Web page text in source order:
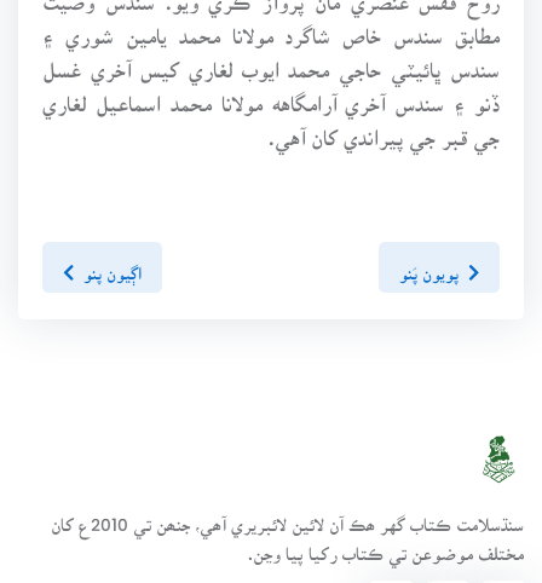
مطابق سندس خاص شاگرد مولانا محمد يامين شوري ۽
سندس ڀائيٽي حاجي محمد ايوب لغاري کيس آخري غسل
ڏنو ۽ سندس آخري آرامگاهه مولانا محمد اسماعيل لغاري
جي قبر جي پيراندي کان آهي.
پويون پَنو اڳيون پنو
سنڌسلامت ڪتاب گهر ھڪ آن لائين لائبريري آھي، جنھن تي 2010ع کان
مختلف موضوعن تي ڪتاب رکيا پيا وڃن.